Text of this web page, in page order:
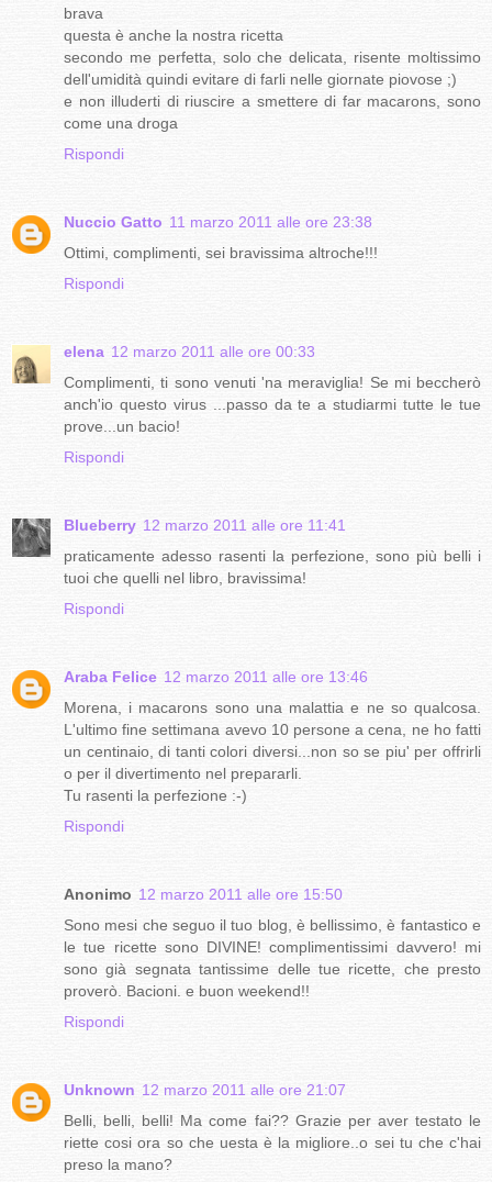
brava
questa è anche la nostra ricetta
secondo me perfetta, solo che delicata, risente moltissimo
dell'umidità quindi evitare di farli nelle giornate piovose ;)
e non illuderti di riuscire a smettere di far macarons, sono
come una droga
Rispondi
Nuccio Gatto 11 marzo 2011 alle ore 23:38
Ottimi, complimenti, sei bravissima altroche!!!
Rispondi
elena 12 marzo 2011 alle ore 00:33
Complimenti, ti sono venuti 'na meraviglia! Se mi beccherò
anch'io questo virus ...passo da te a studiarmi tutte le tue
prove...un bacio!
Rispondi
Blueberry 12 marzo 2011 alle ore 11:41
praticamente adesso rasenti la perfezione, sono più belli i
tuoi che quelli nel libro, bravissima!
Rispondi
Araba Felice 12 marzo 2011 alle ore 13:46
Morena, i macarons sono una malattia e ne so qualcosa.
L'ultimo fine settimana avevo 10 persone a cena, ne ho fatti
un centinaio, di tanti colori diversi...non so se piu' per offrirli
o per il divertimento nel prepararli.
Tu rasenti la perfezione :-)
Rispondi
Anonimo 12 marzo 2011 alle ore 15:50
Sono mesi che seguo il tuo blog, è bellissimo, è fantastico e
le tue ricette sono DIVINE! complimentissimi davvero! mi
sono già segnata tantissime delle tue ricette, che presto
proverò. Bacioni. e buon weekend!!
Rispondi
Unknown 12 marzo 2011 alle ore 21:07
Belli, belli, belli! Ma come fai?? Grazie per aver testato le
riette cosi ora so che uesta è la migliore..o sei tu che c'hai
preso la mano?